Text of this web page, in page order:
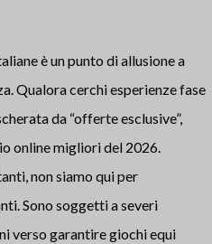
è un punto di allusione a
Qualora cerchi esperienze fase
da “offerte esclusive”,
online migliori del 2026.
non siamo qui per
Sono soggetti a severi
verso garantire giochi equi